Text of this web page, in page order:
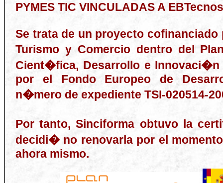
PYMES TIC VINCULADAS A
Se trata de un proyecto
Turismo y Comercio dentro del
Cient�fica, Desarrollo e
por el Fondo Europeo de
n�mero de expediente TSI-020514-
Por tanto, Sinciforma obtuvo la
decidi� no renovarla por el
ahora mismo.